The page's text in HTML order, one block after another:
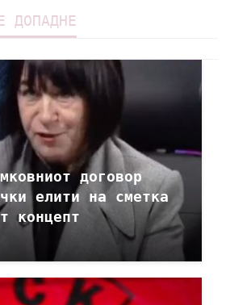
ДОПАДНЕ
договор
елити на сметка
концепт